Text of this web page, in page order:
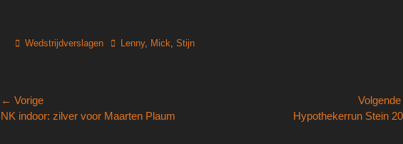
Categorieën
Wedstrijdverslagen TagsLenny, Mick, Stijn
Bericht
navigatie
← Vorige
Vorig
NK indoor: zilver voor Maarten Plaum Hypothekerrun Stein